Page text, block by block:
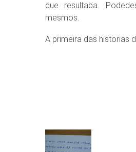
que resultaba.
mesmos.
A primeira das historias